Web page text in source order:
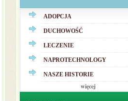
ADOPCJA
DUCHOWOŚĆ
LECZENIE
NAPROTECHNOLOGY
NASZE HISTORIE
więcej